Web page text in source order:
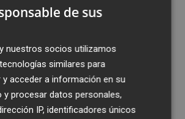
por convertir el eclipse en un referente
a sus seis capitanes: Gerard
Ayoze, Cardona y Logan
de sus
nuestros socios utilizamos
similares para
y acceder a información en su
y procesar datos personales,
IP, identificadores únicos